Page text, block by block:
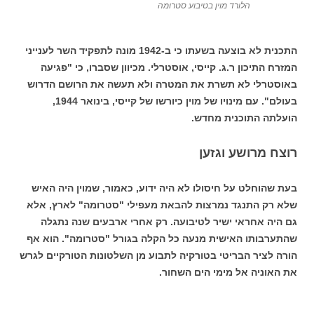
הלורד מוין בטיבוע סטרומה
התכנית לא בוצעה בשעתו כי ב-1942 מונה לתפקיד השר לענייני
המזרח התיכון ר.ג. קייסי, אוסטרלי. מכיוון שסברו, כי "פגיעה
באוסטרלי לא תשרת את המטרה ולא תעשה את הרושם הדרוש
בעולם". עם מינויו של מוין כיורשו של קייסי, בינואר 1944,
הועלתה התוכנית מחדש.
רוצח מרושע וגזען
בעת שהוחלט על חיסולו לא היה ידוע, כאמור, שמוין היה האיש
שלא רק התנגד נמרצות להבאת מעפילי "סטרומה" לארץ, אלא
גם היה אחראי ישיר לטיבועה. רק אחרי ארבעים שנה נתגלה
שהתערבותו האישית מנעה כל הקלה בגורל "סטרומה". הוא אף
הורה לציר הבריטי בטורקיה לתבוע מן השלטונות הטורקיים לגרש
את האוניה אל מימי הים השחור.